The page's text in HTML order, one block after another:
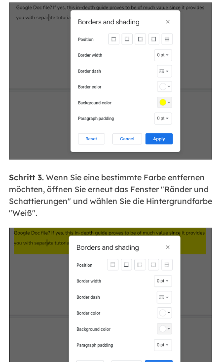
Schritt 3.Wenn Sie eine bestimmte Farbe entfernen
möchten, öffnen Sie erneut das Fenster "Ränder und
Schattierungen" und wählen Sie die Hintergrundfarbe
"Weiß".